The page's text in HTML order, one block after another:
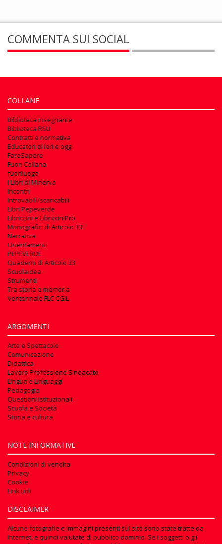
COMMENTA SUI SOCIAL
COLLANE
Biblioteca insegnante
Biblioteca RSU
Contratti e normativa
Educatori di ieri e oggi
FareSapere
Fuori Collana
fuoriluogo
I Libri di Minerva
Incontri
Introvabili/scaricabili
Libri Pepeverde
Libriccini e LibricciniPro
Monografici di Articolo 33
Narrativa
Orientamenti
PEPEVERDE
Quaderni di Articolo 33
Scuolaidea
Strumenti
Tra storia e memoria
Ventennale FLC CGIL
ARGOMENTI
Arte e Spettacolo
Comunicazione
Didattica
Lavoro Professione Sindacato
Lingua e Linguaggi
Pedagogia
Questioni istituzionali
Scuola e Società
Storia e cultura
NOTE INFORMATIVE
Condizioni di vendita
Privacy
Cookie
Link utili
DISCLAIMER
Alcune fotografie e immagini presenti sul sito sono state tratte da
Internet, e quindi valutate di pubblico dominio. Se i soggetti o gli